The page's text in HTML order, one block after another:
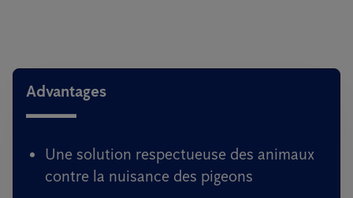
Advantages
Une solution respectueuse des animaux
contre la nuisance des pigeons